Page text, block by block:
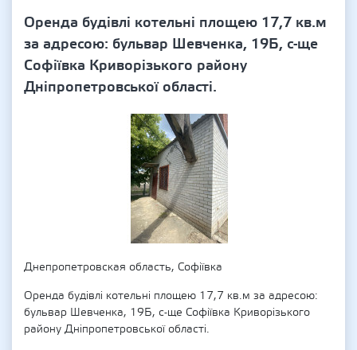
Оренда будівлі котельні площею 17,7 кв.м
за адресою: бульвар Шевченка, 19Б, с-ще
Софіївка Криворізького району
Дніпропетровської області.
Днепропетровская область, Софіївка
Оренда будівлі котельні площею 17,7 кв.м за адресою:
бульвар Шевченка, 19Б, с-ще Софіївка Криворізького
району Дніпропетровської області.